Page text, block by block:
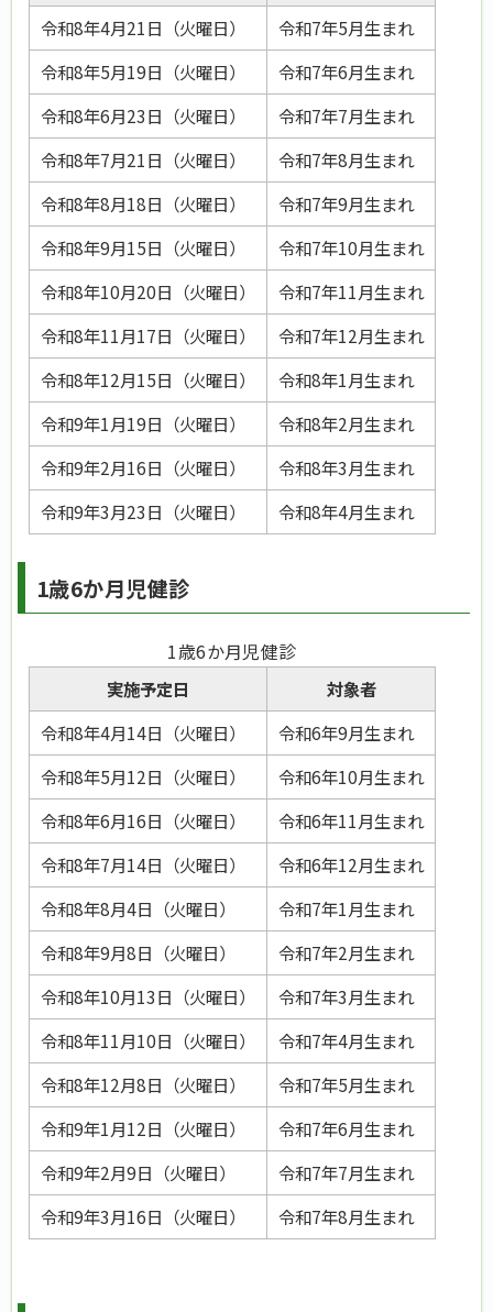
令和8年4月21日（火曜日）
令和7年5月生まれ
令和8年5月19日（火曜日）
令和7年6月生まれ
令和8年6月23日（火曜日）
令和7年7月生まれ
令和8年7月21日（火曜日）
令和7年8月生まれ
令和8年8月18日（火曜日）
令和7年9月生まれ
令和8年9月15日（火曜日）
令和7年10月生まれ
令和8年10月20日（火曜日）
令和7年11月生まれ
令和8年11月17日（火曜日）
令和7年12月生まれ
令和8年12月15日（火曜日）
令和8年1月生まれ
令和9年1月19日（火曜日）
令和8年2月生まれ
令和9年2月16日（火曜日）
令和8年3月生まれ
令和9年3月23日（火曜日）
令和8年4月生まれ
1歳6か月児健診
1歳6か月児健診
実施予定日
対象者
令和8年4月14日（火曜日）
令和6年9月生まれ
令和8年5月12日（火曜日）
令和6年10月生まれ
令和8年6月16日（火曜日）
令和6年11月生まれ
令和8年7月14日（火曜日）
令和6年12月生まれ
令和8年8月4日（火曜日）
令和7年1月生まれ
令和8年9月8日（火曜日）
令和7年2月生まれ
令和8年10月13日（火曜日）
令和7年3月生まれ
令和8年11月10日（火曜日）
令和7年4月生まれ
令和8年12月8日（火曜日）
令和7年5月生まれ
令和9年1月12日（火曜日）
令和7年6月生まれ
令和9年2月9日（火曜日）
令和7年7月生まれ
令和9年3月16日（火曜日）
令和7年8月生まれ